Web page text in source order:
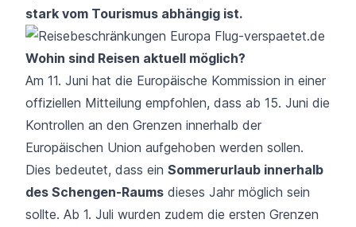
stark vom Tourismus abhängig ist.
Wohin sind Reisen aktuell möglich?
Am 11. Juni hat die Europäische Kommission in einer
offiziellen Mitteilung empfohlen, dass ab 15. Juni die
Kontrollen an den Grenzen innerhalb der
Europäischen Union aufgehoben werden sollen.
Dies bedeutet, dass ein Sommerurlaub innerhalb
des Schengen-Raums dieses Jahr möglich sein
sollte. Ab 1. Juli wurden zudem die ersten Grenzen